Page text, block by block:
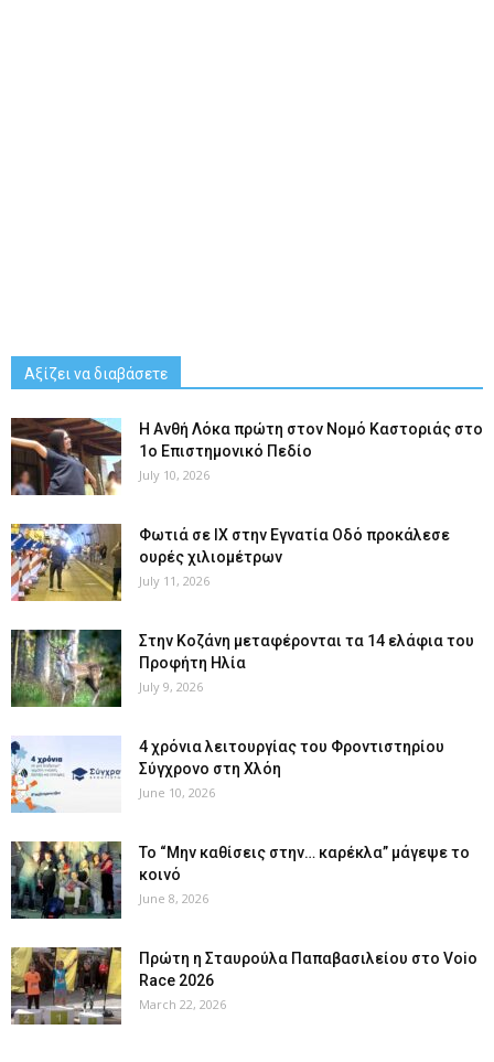
Αξίζει να διαβάσετε
Η Ανθή Λόκα πρώτη στον Νομό Καστοριάς στο
1ο Επιστημονικό Πεδίο
July 10, 2026
Φωτιά σε ΙΧ στην Εγνατία Οδό προκάλεσε
ουρές χιλιομέτρων
July 11, 2026
Στην Κοζάνη μεταφέρονται τα 14 ελάφια του
Προφήτη Ηλία
July 9, 2026
4 χρόνια λειτουργίας του Φροντιστηρίου
Σύγχρονο στη Χλόη
June 10, 2026
Το “Μην καθίσεις στην… καρέκλα” μάγεψε το
κοινό
June 8, 2026
Πρώτη η Σταυρούλα Παπαβασιλείου στο Voio
Race 2026
March 22, 2026